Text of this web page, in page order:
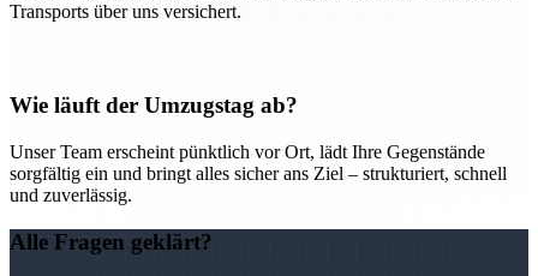
Transports über uns versichert.
Wie läuft der Umzugstag ab?
Unser Team erscheint pünktlich vor Ort, lädt Ihre Gegenstände
sorgfältig ein und bringt alles sicher ans Ziel – strukturiert, schnell
und zuverlässig.
Alle Fragen geklärt?